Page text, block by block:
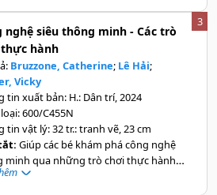
chuẩn bị bàn ăn, động vật hoang dã,
chim, du lịch, phương tiện giao thông...
nghệ siêu thông minh - Các trò
hành
Bruzzone, Catherine; Lê Hải;
Vicky
tin xuất bản: H.: Dân trí, 2024
600/C455N
tin vật lý:32 tr.: tranh vẽ, 23 cm
Giúp các bé khám phá công nghệ
minh qua những trò chơi thực hành
qua những lời giải thích dễ hiểu
3